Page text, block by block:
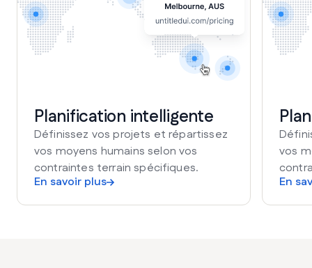
Planification intelligente
Définissez vos projets et répartissez
vos moyens humains selon vos
contraintes terrain spécifiques.
En savoir plus
vos
En